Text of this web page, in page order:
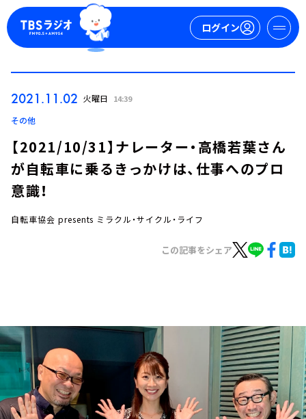
ログイン
イベント・グッズ
YouTube
会社情報
2021.11.02 火曜日 14:39
その他
【2021/10/31】ナレーター・高橋若葉さん
が自転車に乗るきっかけは、仕事へのプロ
意識！
自転車協会 presents ミラクル・サイクル・ライフ
この記事をシェア